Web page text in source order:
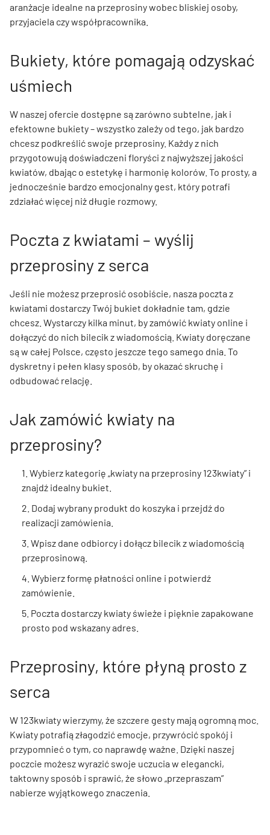
aranżacje idealne na przeprosiny wobec bliskiej osoby,
przyjaciela czy współpracownika.
Bukiety, które pomagają odzyskać
uśmiech
W naszej ofercie dostępne są zarówno subtelne, jak i
efektowne bukiety – wszystko zależy od tego, jak bardzo
chcesz podkreślić swoje przeprosiny. Każdy z nich
przygotowują doświadczeni floryści z najwyższej jakości
kwiatów, dbając o estetykę i harmonię kolorów. To prosty, a
jednocześnie bardzo emocjonalny gest, który potrafi
zdziałać więcej niż długie rozmowy.
Poczta z kwiatami – wyślij
przeprosiny z serca
Jeśli nie możesz przeprosić osobiście, nasza poczta z
kwiatami dostarczy Twój bukiet dokładnie tam, gdzie
chcesz. Wystarczy kilka minut, by zamówić kwiaty online i
dołączyć do nich bilecik z wiadomością. Kwiaty doręczane
są w całej Polsce, często jeszcze tego samego dnia. To
dyskretny i pełen klasy sposób, by okazać skruchę i
odbudować relację.
Jak zamówić kwiaty na
przeprosiny?
1. Wybierz kategorię „kwiaty na przeprosiny 123kwiaty” i
znajdź idealny bukiet.
2. Dodaj wybrany produkt do koszyka i przejdź do
realizacji zamówienia.
3. Wpisz dane odbiorcy i dołącz bilecik z wiadomością
przeprosinową.
4. Wybierz formę płatności online i potwierdź
zamówienie.
5. Poczta dostarczy kwiaty świeże i pięknie zapakowane
prosto pod wskazany adres.
Przeprosiny, które płyną prosto z
serca
W 123kwiaty wierzymy, że szczere gesty mają ogromną moc.
Kwiaty potrafią złagodzić emocje, przywrócić spokój i
przypomnieć o tym, co naprawdę ważne. Dzięki naszej
poczcie możesz wyrazić swoje uczucia w elegancki,
taktowny sposób i sprawić, że słowo „przepraszam”
nabierze wyjątkowego znaczenia.